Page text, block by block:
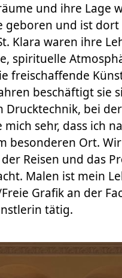
und ihre Lage
geboren und ist
Klara waren ihre
spirituelle
freischaffende
beschäftigt sie
bei
sehr, dass ich
besonderen Ort.
Reisen und das
Malen ist mein
Grafik an der
tätig.